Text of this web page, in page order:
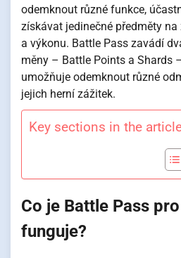
odemknout různé funkce,
získávat jedinečné předměty
a výkonu. Battle Pass zavádí
měny – Battle Points a Shards
umožňuje odemknout různé
jejich herní zážitek.
Key sections in the
Co je Battle Pass
funguje?